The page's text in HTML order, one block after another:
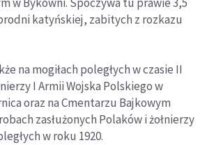
katyńskiej, zabitych z rozkazu
na mogiłach poległych w czasie II
I Armii Wojska Polskiego w
oraz na Cmentarzu Bajkowym
zasłużonych Polaków i żołnierzy
w roku 1920.